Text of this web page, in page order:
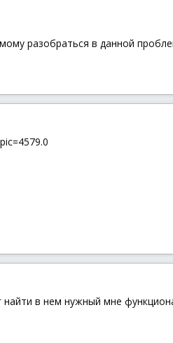
разобраться в данной
найти в нем нужный мне